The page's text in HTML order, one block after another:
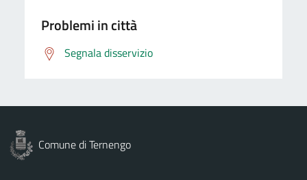
Problemi in città
Segnala disservizio
Comune di Ternengo